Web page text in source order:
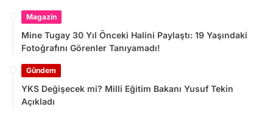
Magazin
Mine Tugay 30 Yıl Önceki Halini Paylaştı: 19 Yaşındaki
Fotoğrafını Görenler Tanıyamadı!
Gündem
YKS Değişecek mi? Milli Eğitim Bakanı Yusuf Tekin
Açıkladı